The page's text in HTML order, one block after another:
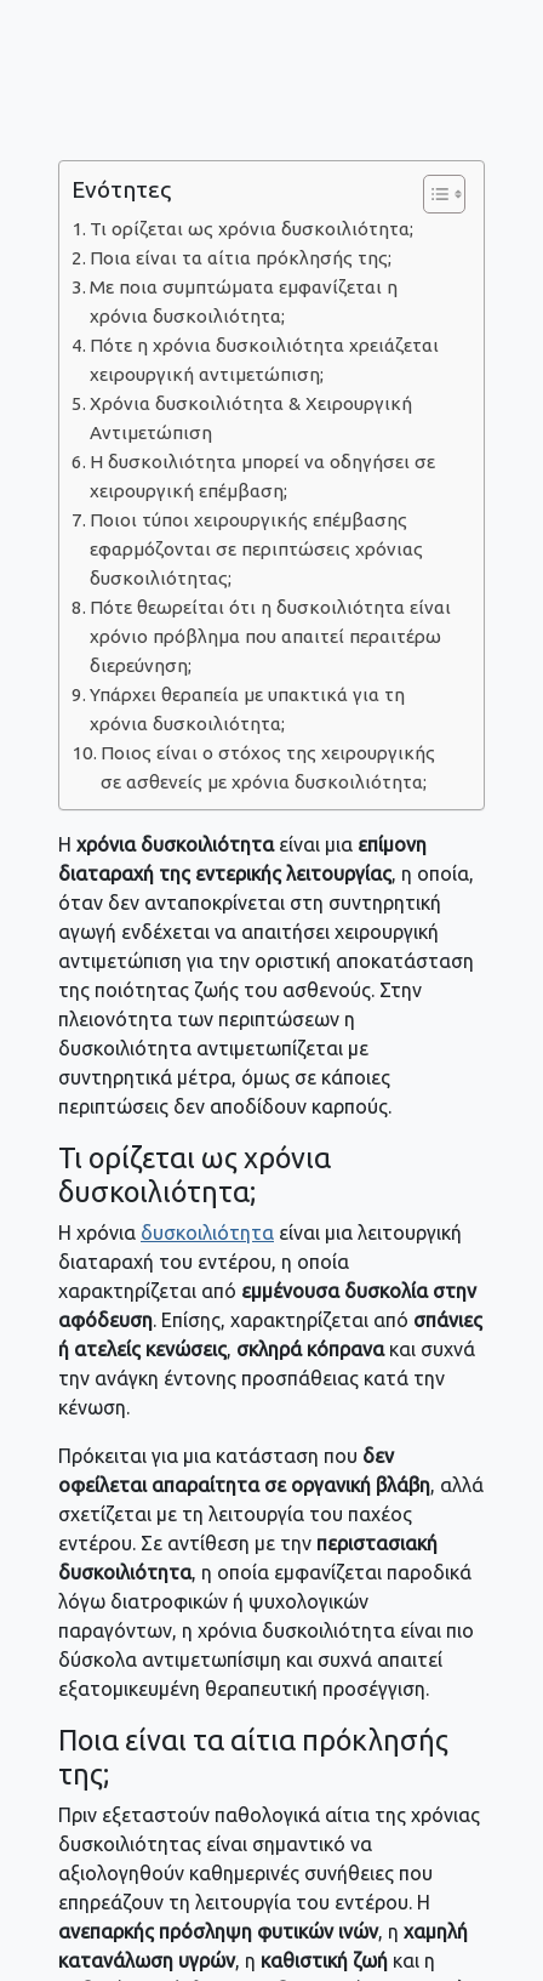
Ενότητες
Τι ορίζεται ως χρόνια δυσκοιλιότητα;
Ποια είναι τα αίτια πρόκλησής της;
Με ποια συμπτώματα εμφανίζεται η
χρόνια δυσκοιλιότητα;
Πότε η χρόνια δυσκοιλιότητα χρειάζεται
χειρουργική αντιμετώπιση;
Χρόνια δυσκοιλιότητα & Χειρουργική
Αντιμετώπιση
Η δυσκοιλιότητα μπορεί να οδηγήσει σε
χειρουργική επέμβαση;
Ποιοι τύποι χειρουργικής επέμβασης
εφαρμόζονται σε περιπτώσεις χρόνιας
δυσκοιλιότητας;
Πότε θεωρείται ότι η δυσκοιλιότητα είναι
χρόνιο πρόβλημα που απαιτεί περαιτέρω
διερεύνηση;
Υπάρχει θεραπεία με υπακτικά για τη
χρόνια δυσκοιλιότητα;
Ποιος είναι ο στόχος της χειρουργικής
σε ασθενείς με χρόνια δυσκοιλιότητα;
Η χρόνια δυσκοιλιότηταείναι μια επίμονη
διαταραχή της εντερικής λειτουργίας, η οποία,
όταν δεν ανταποκρίνεται στη συντηρητική
αγωγή ενδέχεται να απαιτήσει χειρουργική
αντιμετώπιση για την οριστική αποκατάσταση
της ποιότητας ζωής του ασθενούς. Στην
πλειονότητα των περιπτώσεων η
δυσκοιλιότητα αντιμετωπίζεται με
συντηρητικά μέτρα, όμως σε κάποιες
περιπτώσεις δεν αποδίδουν καρπούς.
Τι ορίζεται ως χρόνια
δυσκοιλιότητα;
Η χρόνια δυσκοιλιότητα είναι μια λειτουργική
διαταραχή του εντέρου, η οποία
χαρακτηρίζεται από εμμένουσα δυσκολία στην
αφόδευση. Επίσης, χαρακτηρίζεται από σπάνιες
ή ατελείς κενώσεις, σκληρά κόπρανακαι συχνά
την ανάγκη έντονης προσπάθειας κατά την
κένωση.
Πρόκειται για μια κατάσταση που δεν
οφείλεται απαραίτητα σε οργανική βλάβη, αλλά
σχετίζεται με τη λειτουργία του παχέος
εντέρου. Σε αντίθεση με την περιστασιακή
δυσκοιλιότητα, η οποία εμφανίζεται παροδικά
λόγω διατροφικών ή ψυχολογικών
παραγόντων, η χρόνια δυσκοιλιότητα είναι πιο
δύσκολα αντιμετωπίσιμη και συχνά απαιτεί
εξατομικευμένη θεραπευτική προσέγγιση.
Ποια είναι τα αίτια πρόκλησής
της;
Πριν εξεταστούν παθολογικά αίτια της χρόνιας
δυσκοιλιότητας είναι σημαντικό να
αξιολογηθούν καθημερινές συνήθειες που
επηρεάζουν τη λειτουργία του εντέρου. Η
ανεπαρκής πρόσληψη φυτικών ινών, η χαμηλή
κατανάλωση υγρών, η καθιστική ζωή και η